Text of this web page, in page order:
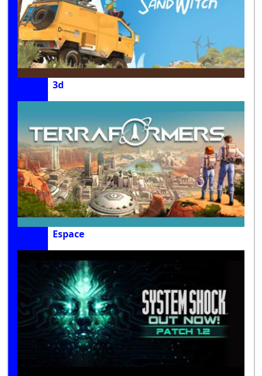
3d
Espace